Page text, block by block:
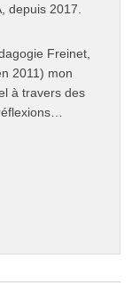
depuis 2017.
Freinet,
2011) mon
à travers des